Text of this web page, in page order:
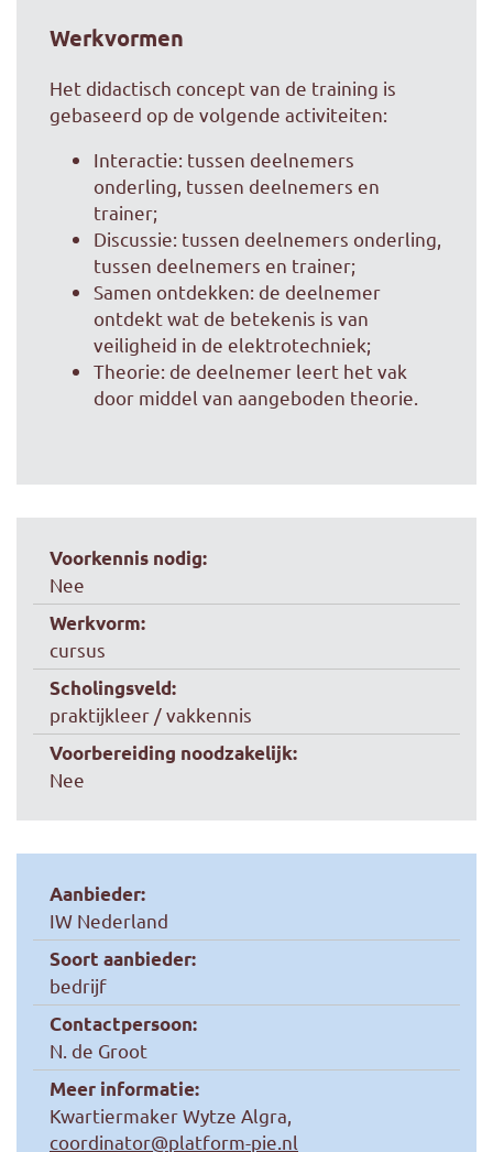
Werkvormen
Het didactisch concept van de training is
gebaseerd op de volgende activiteiten:
Interactie: tussen deelnemers
onderling, tussen deelnemers en
trainer;
Discussie: tussen deelnemers onderling,
tussen deelnemers en trainer;
Samen ontdekken: de deelnemer
ontdekt wat de betekenis is van
veiligheid in de elektrotechniek;
Theorie: de deelnemer leert het vak
door middel van aangeboden theorie.
Voorkennis nodig:
Nee
Werkvorm:
cursus
Scholingsveld:
praktijkleer / vakkennis
Voorbereiding noodzakelijk:
Nee
Aanbieder:
IW Nederland
Soort aanbieder:
bedrijf
Contactpersoon:
N. de Groot
Meer informatie:
Kwartiermaker Wytze Algra,
coordinator@platform-pie.nl